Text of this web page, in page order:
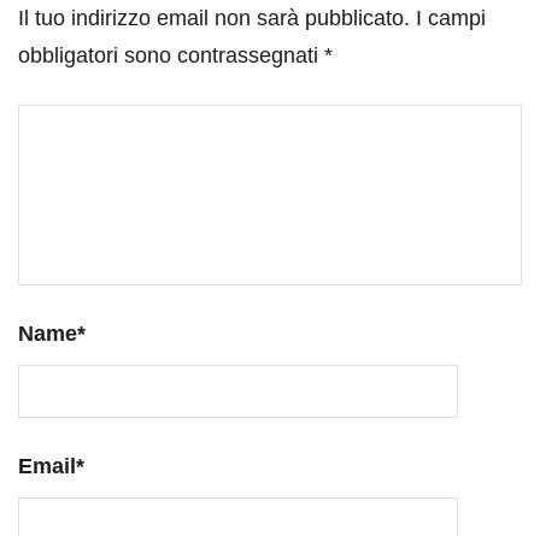
Il tuo indirizzo email non sarà pubblicato. I campi
obbligatori sono contrassegnati *
Name*
Email *